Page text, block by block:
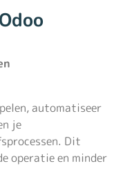
automatiseer
je
Dit
operatie en minder